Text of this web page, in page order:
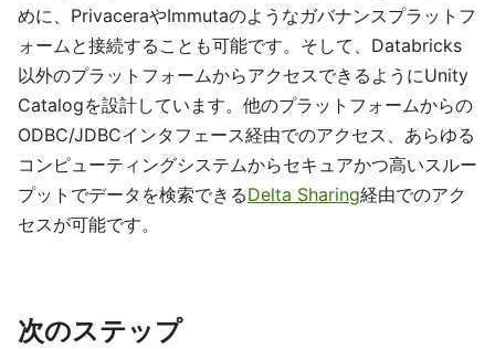
めに、PrivaceraやImmutaのようなガバナンスプラットフ
ォームと接続することも可能です。そして、Databricks
以外のプラットフォームからアクセスできるようにUnity
Catalogを設計しています。他のプラットフォームからの
ODBC/JDBCインタフェース経由でのアクセス、あらゆる
コンピューティングシステムからセキュアかつ高いスルー
プットでデータを検索できるDelta Sharing経由でのアク
セスが可能です。
次のステップ